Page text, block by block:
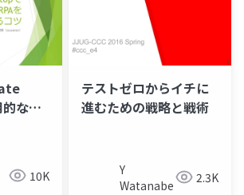
なテ
10K
テストゼロからイチに
進むための戦略と戦術
Y
Watanabe
2.3K